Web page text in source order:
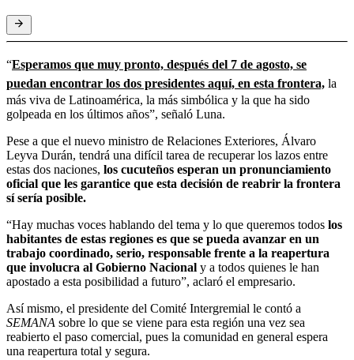
“Esperamos que muy pronto, después del 7 de agosto, se
puedan encontrar los dos presidentes aquí, en esta frontera, la
más viva de Latinoamérica, la más simbólica y la que ha sido
golpeada en los últimos años”, señaló Luna.
Pese a que el nuevo ministro de Relaciones Exteriores, Álvaro
Leyva Durán, tendrá una difícil tarea de recuperar los lazos entre
estas dos naciones, los cucuteños esperan un pronunciamiento
oficial que les garantice que esta decisión de reabrir la frontera
sí sería posible.
“Hay muchas voces hablando del tema y lo que queremos todos los
habitantes de estas regiones es que se pueda avanzar en un
trabajo coordinado, serio, responsable frente a la reapertura
que involucra al Gobierno Nacional y a todos quienes le han
apostado a esta posibilidad a futuro”, aclaró el empresario.
Así mismo, el presidente del Comité Intergremial le contó a
SEMANA sobre lo que se viene para esta región una vez sea
reabierto el paso comercial, pues la comunidad en general espera
una reapertura total y segura.